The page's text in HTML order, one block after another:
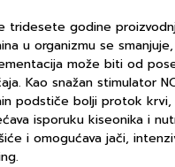
tridesete godine
u organizmu se
može biti od
Kao snažan stimulator
podstiče bolji protok krvi,
isporuku kiseonika i
i omogućava jači,